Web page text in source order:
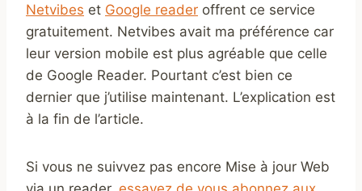
Netvibes et Google reader offrent ce service
gratuitement. Netvibes avait ma préférence car
leur version mobile est plus agréable que celle
de Google Reader. Pourtant c’est bien ce
dernier que j’utilise maintenant. L’explication est
à la fin de l’article.
Si vous ne suivvez pas encore Mise à jour Web